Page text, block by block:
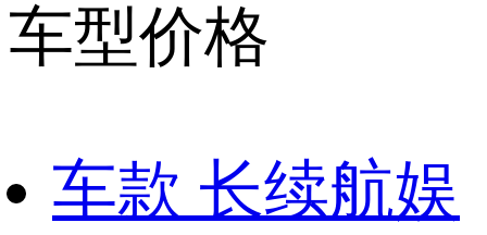
车型价格
车款 长续航娱